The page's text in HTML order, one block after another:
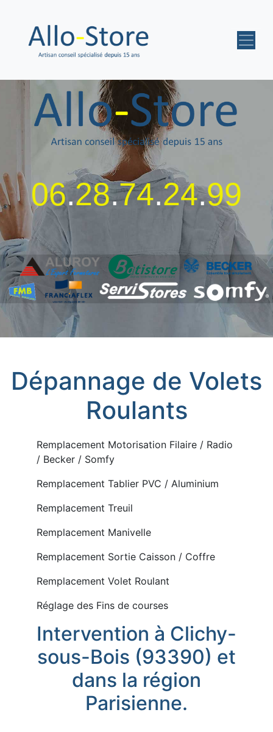
06.28.74.24.99
Dépannage de Volets
Roulants
Remplacement Motorisation Filaire / Radio
/ Becker / Somfy
Remplacement Tablier PVC / Aluminium
Remplacement Treuil
Remplacement Manivelle
Remplacement Sortie Caisson / Coffre
Remplacement Volet Roulant
Réglage des Fins de courses
Intervention à Clichy-
sous-Bois (93390) et
dans la région
Parisienne.